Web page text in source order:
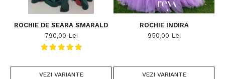
ROCHIE DE SEARA SMARALD
790,00 Lei
VEZI VARIANTE
ROCHIE INDIRA
950,00 Lei
VEZI VARIANTE